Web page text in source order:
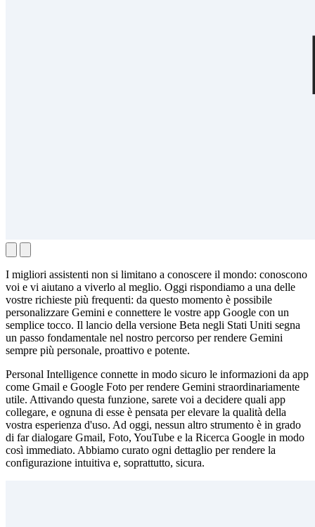
I migliori assistenti non si limitano a conoscere il mondo: conoscono
voi e vi aiutano a viverlo al meglio. Oggi rispondiamo a una delle
vostre richieste più frequenti: da questo momento è possibile
personalizzare Gemini e connettere le vostre app Google con un
semplice tocco. Il lancio della versione Beta negli Stati Uniti segna
un passo fondamentale nel nostro percorso per rendere Gemini
sempre più personale, proattivo e potente.
Personal Intelligence connette in modo sicuro le informazioni da app
come Gmail e Google Foto per rendere Gemini straordinariamente
utile. Attivando questa funzione, sarete voi a decidere quali app
collegare, e ognuna di esse è pensata per elevare la qualità della
vostra esperienza d'uso. Ad oggi, nessun altro strumento è in grado
di far dialogare Gmail, Foto, YouTube e la Ricerca Google in modo
così immediato. Abbiamo curato ogni dettaglio per rendere la
configurazione intuitiva e, soprattutto, sicura.